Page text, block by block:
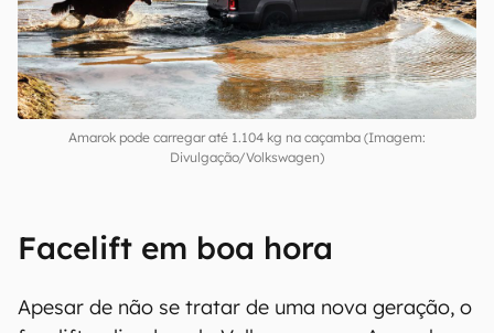
Amarok pode carregar até 1.104 kg na caçamba (Imagem:
Divulgação/Volkswagen)
Facelift em boa hora
Apesar de não se tratar de uma nova geração, o